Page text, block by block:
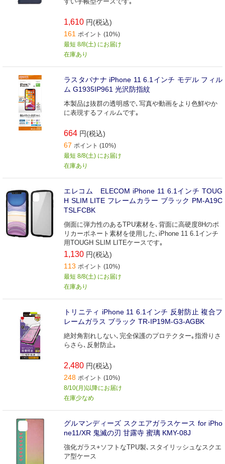
1,610 円(税込)
161 ポイント (10%)
最短 8/8(土) にお届け
在庫あり
ラスタバナナ iPhone 11 6.1インチ モデル フィル
ム G1935IP961 光沢防指紋
本製品は抜群の透明感で､写真や動画をより色鮮やか
に表現するフィルムです｡
664 円(税込)
67 ポイント (10%)
最短 8/8(土) にお届け
在庫あり
エレコム ELECOM iPhone 11 6.1インチ TOUG
H SLIM LITE フレームカラー ブラック PM-A19C
TSLFCBK
側面に弾力性のあるTPU素材を､背面に高硬度8Hのポ
リカーボネート素材を使用した､iPhone 11 6.1インチ
用TOUGH SLIM LITEケースです｡
1,130 円(税込)
113 ポイント (10%)
最短 8/8(土) にお届け
在庫あり
トリニティ iPhone 11 6.1インチ 反射防止 複合フ
レームガラス ブラック TR-IP19M-G3-AGBK
絶対角割れしない､完全保護のプロテクター｡指滑りさ
らさら､反射防止｡
2,480 円(税込)
248 ポイント (10%)
8/10(月)以降にお届け
在庫少なめ
グルマンディーズ スクエアガラスケース for iPho
ne11/XR 鬼滅の刃 甘露寺 蜜璃 KMY-08J
強化ガラス+ソフトなTPU製､スタイリッシュなスクエ
ア型ケース